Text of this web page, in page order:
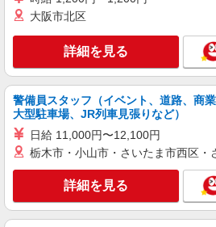
大阪市北区
詳細を見る
警備員スタッフ（イベント、道路、商業
大型駐車場、JR列車見張りなど）
日給 11,000円〜12,100円
栃木市・小山市・さいたま市西区
詳細を見る